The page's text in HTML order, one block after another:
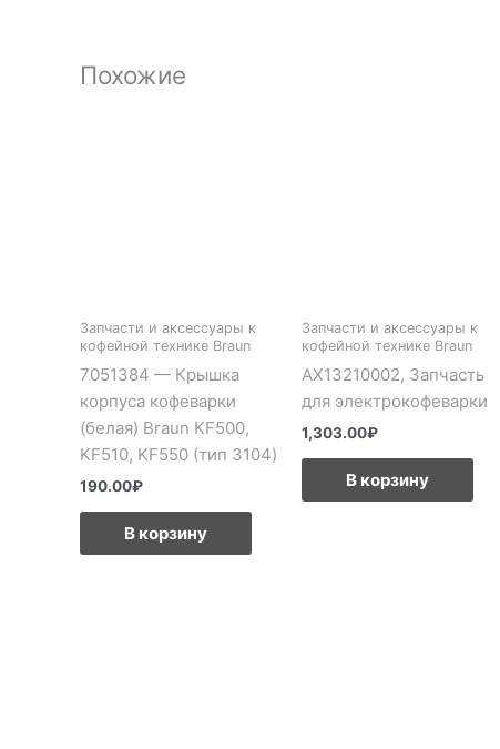
Похожие
Запчасти и аксессуары к
кофейной технике Braun
7051384 — Крышка
корпуса кофеварки
(белая) Braun KF500,
KF510, KF550 (тип 3104)
190.00₽
В корзину
Запчасти и аксессуары к
кофейной технике Braun
AX13210002, Запчасть
для электрокофеварки
1,303.00₽
В корзину